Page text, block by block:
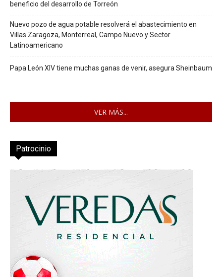
beneficio del desarrollo de Torreón
Nuevo pozo de agua potable resolverá el abastecimiento en
Villas Zaragoza, Monterreal, Campo Nuevo y Sector
Latinoamericano
Papa León XIV tiene muchas ganas de venir, asegura Sheinbaum
VER MÁS...
Patrocinio